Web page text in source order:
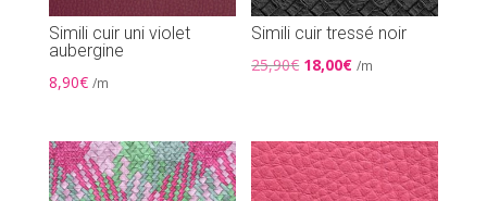
Simili cuir uni violet
aubergine
8,90€ /m
Simili cuir tressé noir
25,90€ Le
était :
25,90€.
18,00€Le
est :
18,00€.
/m